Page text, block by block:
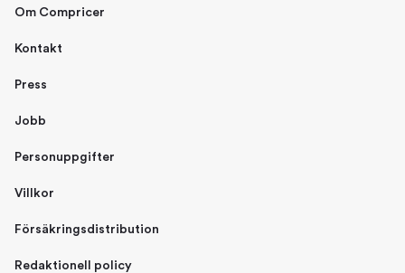
Om Compricer
Kontakt
Press
Jobb
Personuppgifter
Villkor
Försäkringsdistribution
Redaktionell policy